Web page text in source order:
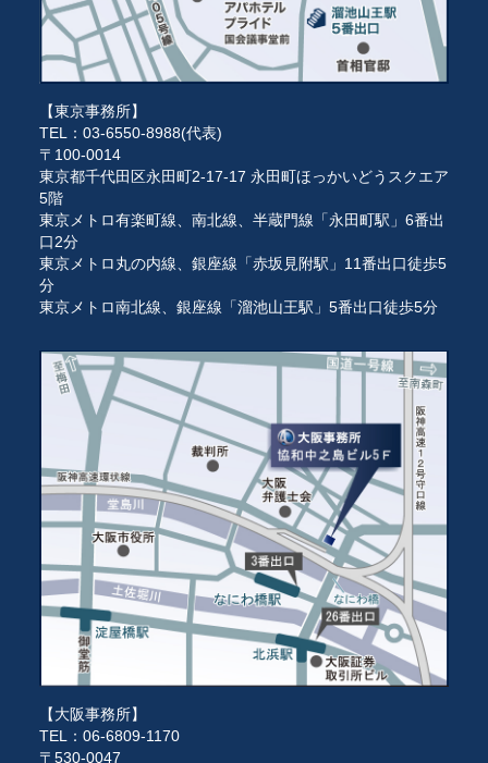
【東京事務所】
TEL：03-6550-8988(代表)
〒100-0014
東京都千代田区永田町2-17-17 永田町ほっかいどうスクエア
5階
東京メトロ有楽町線、南北線、半蔵門線「永田町駅」6番出
口2分
東京メトロ丸の内線、銀座線「赤坂見附駅」11番出口徒歩5
分
東京メトロ南北線、銀座線「溜池山王駅」5番出口徒歩5分
【大阪事務所】
TEL：06-6809-1170
〒530-0047